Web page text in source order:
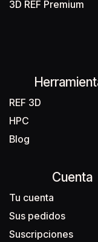
3D REF Premium
REF 3D
HPC
Blog
Cuenta
Tu cuenta
Sus pedidos
Suscripciones